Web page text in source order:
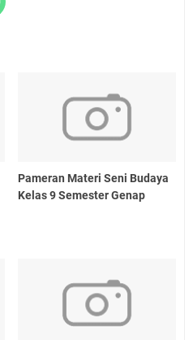
Pameran Materi Seni Budaya
Kelas 9 Semester Genap